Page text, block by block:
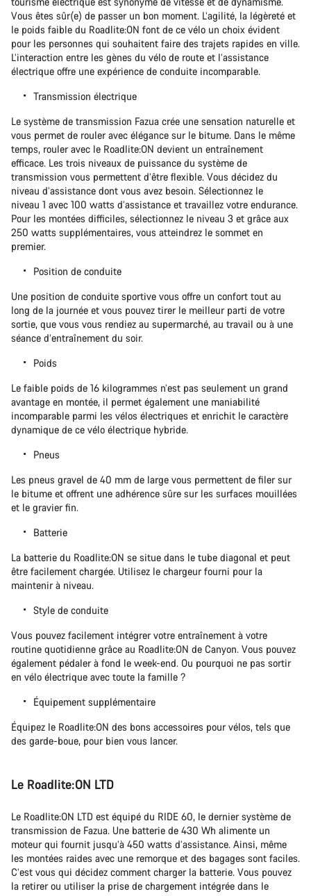
Vous êtes sûr(e) de passer un bon moment. L’agilité, la légèreté et
le poids faible du Roadlite:ON font de ce vélo un choix évident
pour les personnes qui souhaitent faire des trajets rapides en ville.
L’interaction entre les gènes du vélo de route et l’assistance
électrique offre une expérience de conduite incomparable.
Transmission électrique
Le système de transmission Fazua crée une sensation naturelle et
vous permet de rouler avec élégance sur le bitume. Dans le même
temps, rouler avec le Roadlite:ON devient un entraînement
efficace. Les trois niveaux de puissance du système de
transmission vous permettent d’être flexible. Vous décidez du
niveau d’assistance dont vous avez besoin. Sélectionnez le
niveau 1 avec 100 watts d’assistance et travaillez votre endurance.
Pour les montées difficiles, sélectionnez le niveau 3 et grâce aux
250 watts supplémentaires, vous atteindrez le sommet en
premier.
Position de conduite
Une position de conduite sportive vous offre un confort tout au
long de la journée et vous pouvez tirer le meilleur parti de votre
sortie, que vous vous rendiez au supermarché, au travail ou à une
séance d’entraînement du soir.
Poids
Le faible poids de 16 kilogrammes n’est pas seulement un grand
avantage en montée, il permet également une maniabilité
incomparable parmi les vélos électriques et enrichit le caractère
dynamique de ce vélo électrique hybride.
Pneus
Les pneus gravel de 40 mm de large vous permettent de filer sur
le bitume et offrent une adhérence sûre sur les surfaces mouillées
et le gravier fin.
Batterie
La batterie du Roadlite:ON se situe dans le tube diagonal et peut
être facilement chargée. Utilisez le chargeur fourni pour la
maintenir à niveau.
Style de conduite
Vous pouvez facilement intégrer votre entraînement à votre
routine quotidienne grâce au Roadlite:ON de Canyon. Vous pouvez
également pédaler à fond le week-end. Ou pourquoi ne pas sortir
en vélo électrique avec toute la famille ?
Équipement supplémentaire
Équipez le Roadlite:ON des bons accessoires pour vélos, tels que
des garde-boue, pour bien vous lancer.
Le Roadlite:ON LTD
Le Roadlite:ON LTD est équipé du RIDE 60, le dernier système de
transmission de Fazua. Une batterie de 430 Wh alimente un
moteur qui fournit jusqu’à 450 watts d’assistance. Ainsi, même
les montées raides avec une remorque et des bagages sont faciles.
C’est vous qui décidez comment charger la batterie. Vous pouvez
la retirer ou utiliser la prise de chargement intégrée dans le